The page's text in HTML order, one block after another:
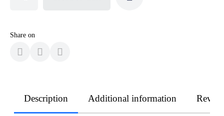
Share on
Description Additional information